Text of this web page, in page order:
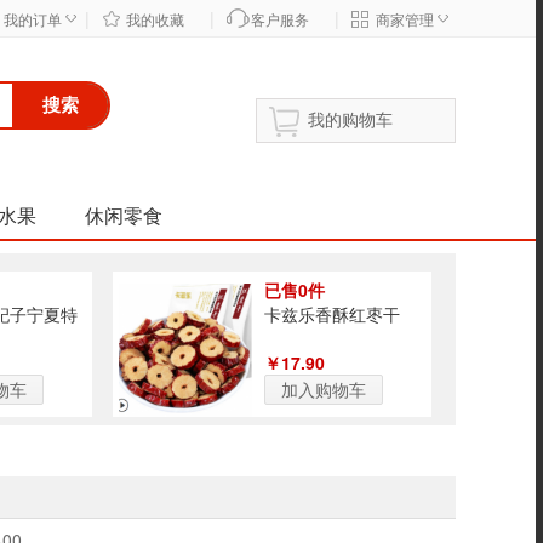
我的订单 ◇ 我的收藏 客户服务 商家管理 ◇
搜索
我的购物车
果 休闲零食
子宁夏特
车
已售0件
卡兹乐香酥红枣干
￥17.90
加入购物车